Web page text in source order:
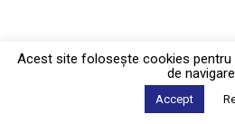
Acest site foloseşte cookies pentru
de
Accept